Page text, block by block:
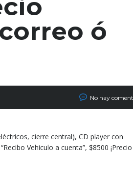
ó
No hay
cierre central), CD player con
Vehiculo a cuenta”, $8500 ¡Precio